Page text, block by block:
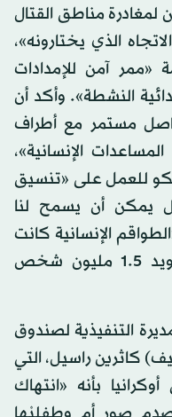
لمغادرة مناطق القتال
الذي يختارونه»،
«ممر آمن للإمدادات
النشطة». وأكد أن
مستمر مع أطراف
الإنسانية»،
للعمل على «تنسيق
يمكن أن يسمح لنا
الإنسانية كانت
تعمل في منطقة دونباس لتزويد 1.5 مليون شخص
التنفيذية لصندوق
كاثرين راسيل، التي
بأنه «انتهاك